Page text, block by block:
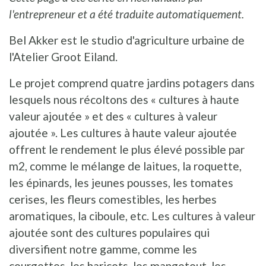
l'entrepreneur et a été traduite automatiquement.
Bel Akker est le studio d'agriculture urbaine de
l'Atelier Groot Eiland.
Le projet comprend quatre jardins potagers dans
lesquels nous récoltons des « cultures à haute
valeur ajoutée » et des « cultures à valeur
ajoutée ». Les cultures à haute valeur ajoutée
offrent le rendement le plus élevé possible par
m2, comme le mélange de laitues, la roquette,
les épinards, les jeunes pousses, les tomates
cerises, les fleurs comestibles, les herbes
aromatiques, la ciboule, etc. Les cultures à valeur
ajoutée sont des cultures populaires qui
diversifient notre gamme, comme les